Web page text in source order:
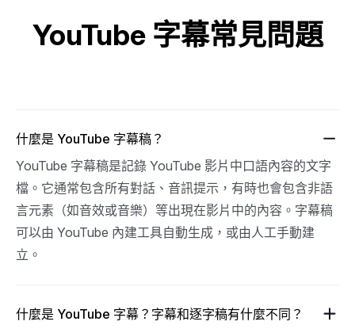
YouTube 字幕常見問題
什麼是 YouTube 字幕稿？
YouTube 字幕稿是記錄 YouTube 影片中口語內容的文字
檔。它通常包含所有對話、音訊提示，有時也會包含非語
言元素（如音效或音樂）等出現在影片中的內容。字幕稿
可以由 YouTube 內建工具自動生成，或由人工手動建
立。
什麼是 YouTube 字幕？字幕和逐字稿有什麼不同？